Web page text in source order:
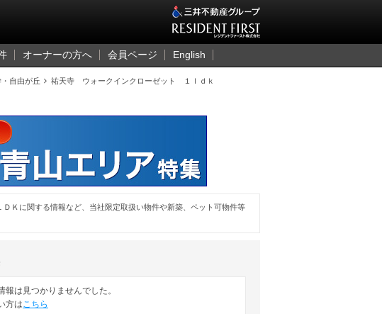
オーナーの方へ 会員ページ English
自由が丘  祐天寺 ウォークインクローゼット １ｌｄｋ
Ｋに関する情報など、当社限定取扱い物件や新築、ペット可物件等
は見つかりませんでした。
方はこちら